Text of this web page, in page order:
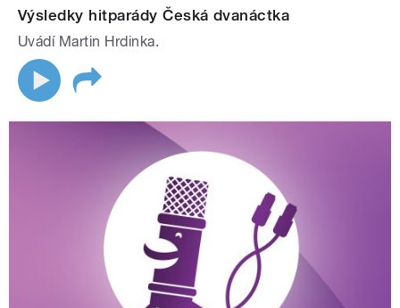
Výsledky hitparády Česká dvanáctka
Uvádí Martin Hrdinka.